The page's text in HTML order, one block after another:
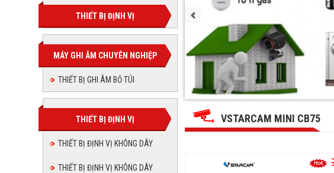
THIẾT BỊ ĐỊNH VỊ
MÁY GHI ÂM CHUYÊN NGHIỆP
THIẾT BỊ GHI ÂM BỎ TÚI
THIẾT BỊ ĐỊNH VỊ
THIẾT BỊ ĐỊNH VỊ KHÔNG DÂY
THIẾT BỊ ĐỊNH VỊ KHÔNG DÂY
THUẬN
PHÁT
JSC
THUẬN
PHÁT
THUẬN
PHÁT
JSC
THUẬN
PHÁT
JSC
THUẬN
PHÁT
JSC
THUẬN
PHÁT
JSC VSTARCAM MINI CB75